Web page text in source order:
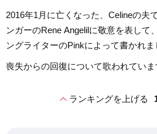
2016年1月に亡くなった、Celineの夫
ンガーのRene Angelilに敬意を表して
ングライターのPinkによって書かれま
喪失からの回復について歌われていま
expand_lessランキングを上げる